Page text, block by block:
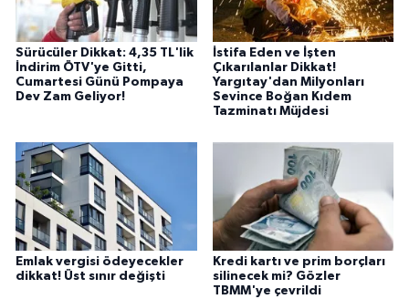
Sürücüler Dikkat: 4,35 TL'lik
İndirim ÖTV'ye Gitti,
Cumartesi Günü Pompaya
Dev Zam Geliyor!
İstifa Eden ve İşten
Çıkarılanlar Dikkat!
Yargıtay'dan Milyonları
Sevince Boğan Kıdem
Tazminatı Müjdesi
Emlak vergisi ödeyecekler
dikkat! Üst sınır değişti
Kredi kartı ve prim borçları
silinecek mi? Gözler
TBMM'ye çevrildi